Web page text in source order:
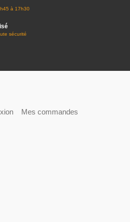
à 17h30
sécurité
Mes commandes